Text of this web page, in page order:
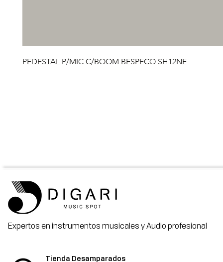
PEDESTAL P/MIC C/BOOM BESPECO SH12NE
Expertos en instrumentos musicales y Audio profesional
Tienda Desamparados